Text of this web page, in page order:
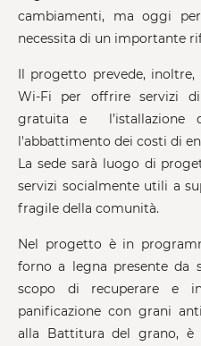
cambiamenti, ma oggi
necessita di un importante
Il progetto prevede,
Wi-Fi per offrire servizi
gratuita e l’istallazione
l'abbattimento dei costi di
La sede sarà luogo di
servizi socialmente utili a
fragile della comunità.
Nel progetto è in
forno a legna presente da
scopo di recuperare e
panificazione con grani
alla Battitura del grano, è